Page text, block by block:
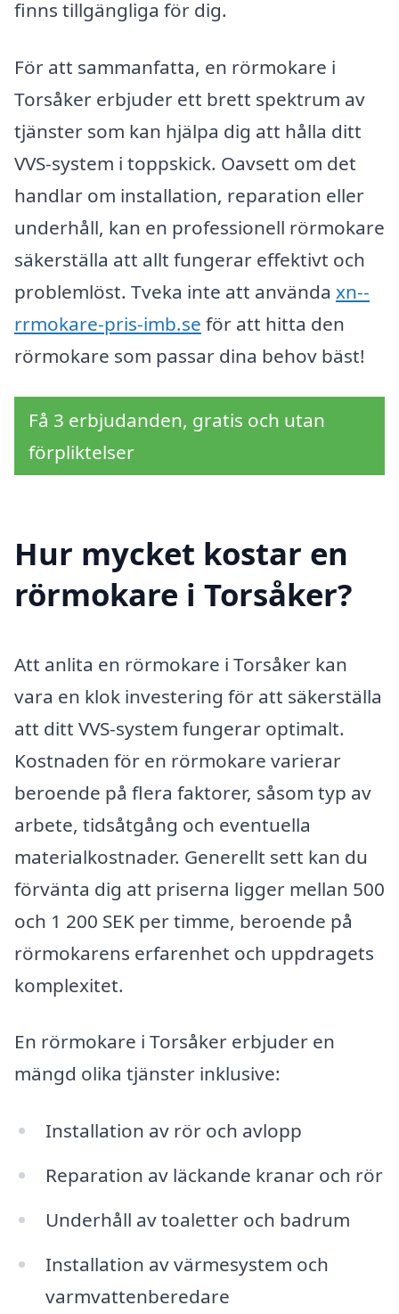
finns tillgängliga för dig.
För att sammanfatta, en rörmokare i
Torsåker erbjuder ett brett spektrum av
tjänster som kan hjälpa dig att hålla ditt
VVS-system i toppskick. Oavsett om det
handlar om installation, reparation eller
underhåll, kan en professionell rörmokare
säkerställa att allt fungerar effektivt och
problemlöst. Tveka inte att använda xn--
rrmokare-pris-imb.se för att hitta den
rörmokare som passar dina behov bäst!
Få 3 erbjudanden, gratis och utan
förpliktelser
Hur mycket kostar en
rörmokare i Torsåker?
Att anlita en rörmokare i Torsåker kan
vara en klok investering för att säkerställa
att ditt VVS-system fungerar optimalt.
Kostnaden för en rörmokare varierar
beroende på flera faktorer, såsom typ av
arbete, tidsåtgång och eventuella
materialkostnader. Generellt sett kan du
förvänta dig att priserna ligger mellan 500
och 1 200 SEK per timme, beroende på
rörmokarens erfarenhet och uppdragets
komplexitet.
En rörmokare i Torsåker erbjuder en
mängd olika tjänster inklusive:
Installation av rör och avlopp
Reparation av läckande kranar och rör
Underhåll av toaletter och badrum
Installation av värmesystem och
varmvattenberedare